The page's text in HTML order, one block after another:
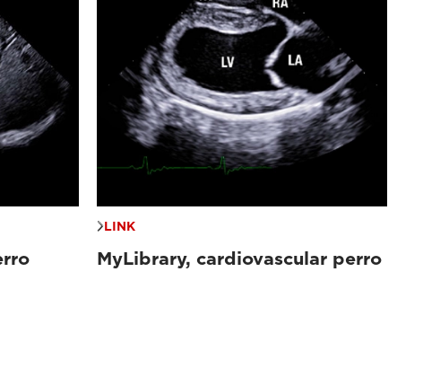
LINK
MyLibrary, cardiovascular perro